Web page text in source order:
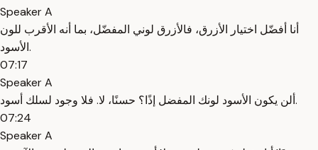
Speaker A
أنا أفضّل اختيار الأزرق، فالأزرق لوني المفضّل، بما أنه الأقرب للون
الأسود.
07:17
Speaker A
ألن يكون الأسود لونك المفضل إذًا؟ حسنًا، لا. فلا وجود لسلك أسود.
07:24
Speaker A